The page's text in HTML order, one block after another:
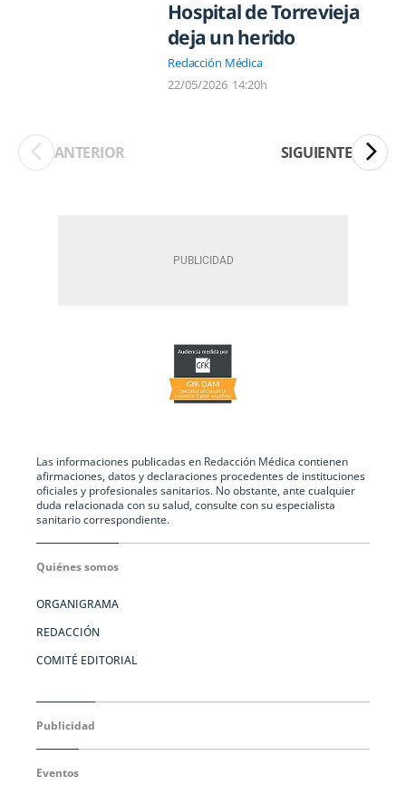
Hospital de Torrevieja
deja un herido
Redacción Médica
22/05/2026 14:20h
ANTERIOR SIGUIENTE
Las informaciones publicadas en Redacción Médica contienen
afirmaciones, datos y declaraciones procedentes de instituciones
oficiales y profesionales sanitarios. No obstante, ante cualquier
duda relacionada con su salud, consulte con su especialista
sanitario correspondiente.
Quiénes somos
ORGANIGRAMA
REDACCIÓN
COMITÉ EDITORIAL
Publicidad
Eventos